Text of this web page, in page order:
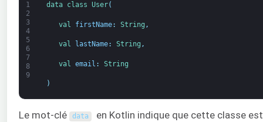
1
2
3
4
5
6
7
8
9
data class User(
val firstName: String ,
val lastName: String ,
val email : String
)
Le mot-clé data en Kotlin indique que cette classe